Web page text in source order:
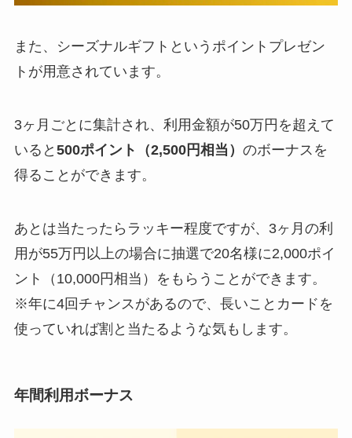
また、シーズナルギフトというポイントプレゼン
トが用意されています。
3ヶ月ごとに集計され、利用金額が50万円を超えて
いると 500ポイント（2,500円相当） のボーナスを
得ることができます。
あとは当たったらラッキー程度ですが、3ヶ月の利
用が55万円以上の場合に抽選で20名様に2,000ポイ
ント（10,000円相当）をもらうことができます。
※年に4回チャンスがあるので、長いことカードを
使っていれば割と当たるような気もします。
年間利用ボーナス